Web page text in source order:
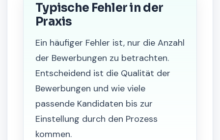
Typische Fehler in der
Praxis
Ein häufiger Fehler ist, nur die Anzahl
der Bewerbungen zu betrachten.
Entscheidend ist die Qualität der
Bewerbungen und wie viele
passende Kandidaten bis zur
Einstellung durch den Prozess
kommen.